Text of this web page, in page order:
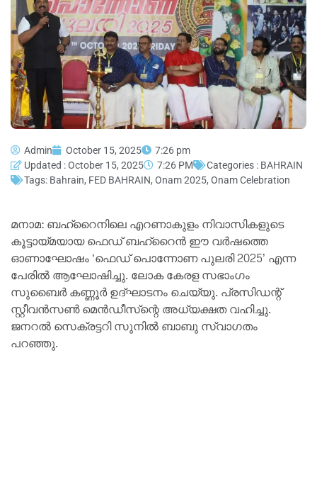
Admin October 15, 2025
7:26 pm
Updated : October 15, 2025
7:26 PM Categories : BAHRAIN
Tags: Bahrain, FED BAHRAIN, Onam 2025, Onam Celebration
മനാമ: ബഹ്റൈനിലെ എറണാകുളം നിവാസികളുടെ
കൂട്ടായ്മയായ ഫെഡ് ബഹ്റൈന്‍ ഈ വര്‍ഷത്തെ
ഓണാഘോഷം ‘ഫെഡ് പൊന്നോണ പുലരി 2025’ എന്ന
പേരില്‍ ആഘോഷിച്ചു. ലോക കേരള സഭാംഗം
സുബൈര്‍ കണ്ണൂര്‍ ഉദ്ഘാടനം ചെയ്യു. പ്രസിഡന്റ്
സ്റ്റീവന്‍സണ്‍ മെന്‍ഡീസ്‌ന്റെ അധ്യക്ഷത വഹിച്ചു.
ജനറല്‍ സെക്രട്ടറി സുനില്‍ ബാബു സ്വാഗതം
പറഞ്ഞു.